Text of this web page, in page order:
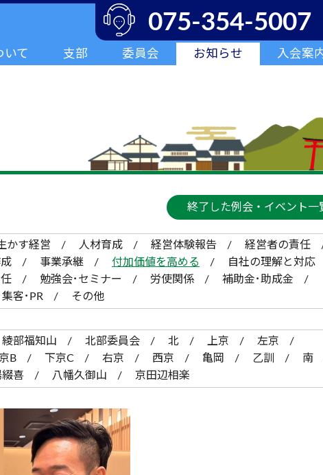
いて 支部 委員会 お知らせ 入会案
075-354-5007
終了した例会・イベント一
かす経営 人材育成 経営体験報告
経営者の責任
事業承継 付加価値を高める
自社の理解と対応
勉強会･セミナー 労使関係
補助金･助成金
客･PR その他
綾部福知山 北部委員会 北 上京
左京
京B 下京C 右京 西京 亀岡 乙訓
南
綴喜 八幡久御山 京田辺相楽